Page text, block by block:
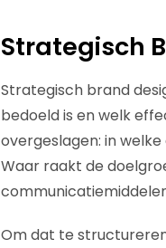
Strategisch
Strategisch brand
bedoeld is en welk
overgeslagen: in
Waar raakt de
Om dat te